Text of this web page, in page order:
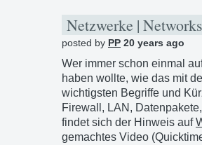
Netzwerke |
posted by PP 20 years ago
Wer immer schon einmal
haben wollte, wie das mit
wichtigsten Begriffe und
Firewall, LAN,
findet sich der Hinweis auf
gemachtes Video